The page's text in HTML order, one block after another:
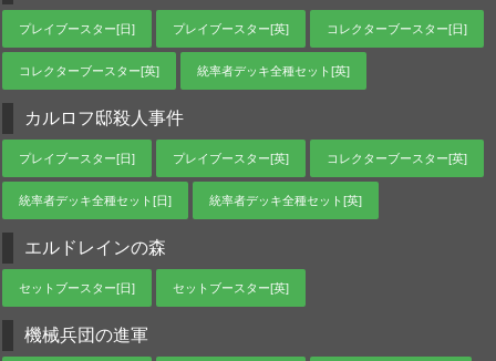
プレイブースター[日] プレイブースター[英] コレクターブースター[日]
コレクターブースター[英] 統率者デッキ全種セット[英]
カルロフ邸殺人事件
プレイブースター[日] プレイブースター[英] コレクターブースター[英]
統率者デッキ全種セット[日] 統率者デッキ全種セット[英]
エルドレインの森
セットブースター[日] セットブースター[英]
機械兵団の進軍